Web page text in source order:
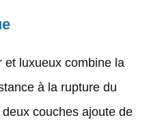
et luxueux combine la
à la rupture du
couches ajoute de